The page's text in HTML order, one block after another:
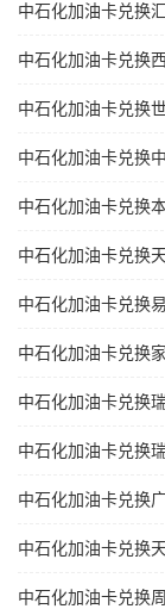
中石化加油卡兑换
中石化加油卡兑换
中石化加油卡兑换
中石化加油卡兑换
中石化加油卡兑换
中石化加油卡兑换
中石化加油卡兑换
中石化加油卡兑换
中石化加油卡兑换
中石化加油卡兑换
中石化加油卡兑换
中石化加油卡兑换
中石化加油卡兑换